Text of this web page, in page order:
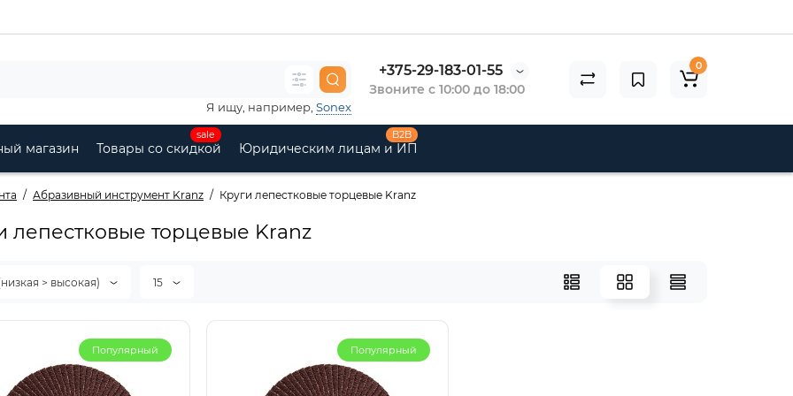
+375-29-183-01-55
Звоните с 10:00 до 18:00
Я ищу, например, Sonex
0
магазин
sale
Товары со скидкой
B2B
Юридическим лицам и ИП
Абразивный инструмент Kranz Круги лепестковые торцевые Kranz
лепестковые торцевые Kranz
> высокая) 15
Популярный Популярный